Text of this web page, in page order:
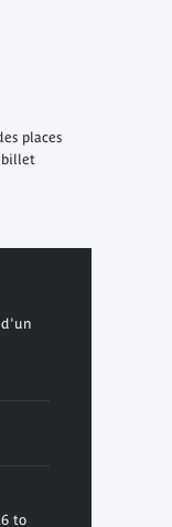
places
billet
to